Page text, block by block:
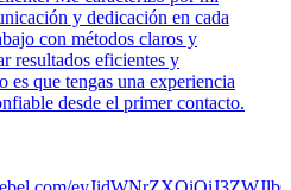
y dedicación en cada
con métodos claros y
resultados eficientes y
que tengas una experiencia
desde el primer contacto.